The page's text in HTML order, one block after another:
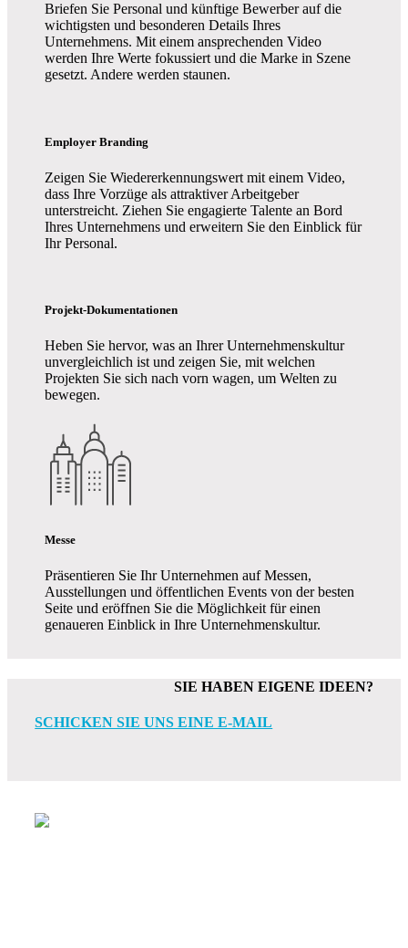
Briefen Sie Personal und künftige Bewerber auf die
wichtigsten und besonderen Details Ihres
Unternehmens. Mit einem ansprechenden Video
werden Ihre Werte fokussiert und die Marke in Szene
gesetzt. Andere werden staunen.
Employer Branding
Zeigen Sie Wiedererkennungswert mit einem Video,
dass Ihre Vorzüge als attraktiver Arbeitgeber
unterstreicht. Ziehen Sie engagierte Talente an Bord
Ihres Unternehmens und erweitern Sie den Einblick für
Ihr Personal.
Projekt-Dokumentationen
Heben Sie hervor, was an Ihrer Unternehmenskultur
unvergleichlich ist und zeigen Sie, mit welchen
Projekten Sie sich nach vorn wagen, um Welten zu
bewegen.
Messe
Präsentieren Sie Ihr Unternehmen auf Messen,
Ausstellungen und öffentlichen Events von der besten
Seite und eröffnen Sie die Möglichkeit für einen
genaueren Einblick in Ihre Unternehmenskultur.
SIE HABEN EIGENE IDEEN?
SCHICKEN SIE UNS EINE E-MAIL